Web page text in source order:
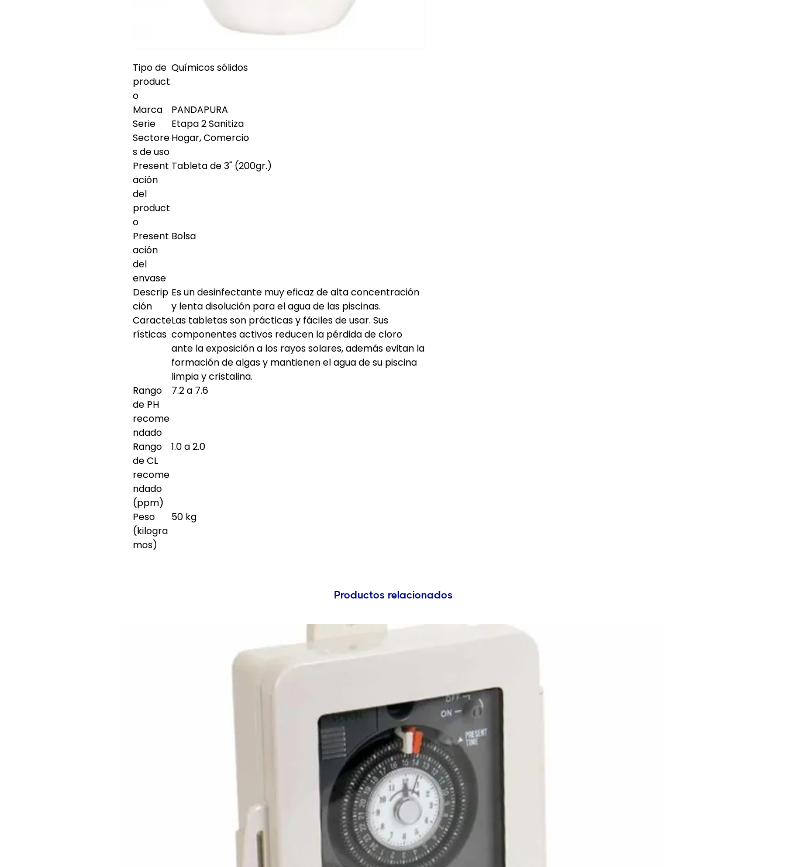
Tipo de
product
o
Químicos sólidos
Marca
PANDAPURA
Serie
Etapa 2 Sanitiza
Sectore
s de uso
Hogar, Comercio
Present
ación
del
product
o
Tableta de 3" (200gr.)
Present
ación
del
envase
Bolsa
Descrip
ción
Es un desinfectante muy eficaz de alta concentración
y lenta disolución para el agua de las piscinas.
Caracte
rísticas
Las tabletas son prácticas y fáciles de usar. Sus
componentes activos reducen la pérdida de cloro
ante la exposición a los rayos solares, además evitan la
formación de algas y mantienen el agua de su piscina
limpia y cristalina.
Rango
de PH
recome
ndado
7.2 a 7.6
Rango
de CL
recome
ndado
(ppm)
1.0 a 2.0
Peso
(kilogra
mos)
50 kg
Productos relacionados